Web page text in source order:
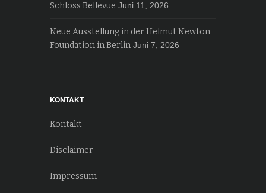
Schloss Bellevue Juni 11, 2026
Neue Ausstellung in der Helmut Newton
Foundation in Berlin Juni 7, 2026
KONTAKT
Kontakt
Disclaimer
Impressum